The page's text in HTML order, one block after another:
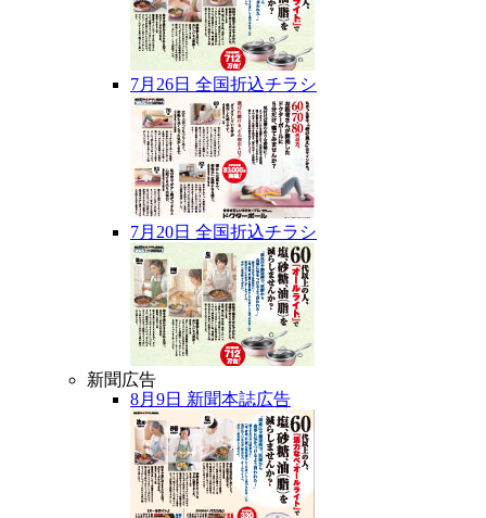
7月26日 全国折込チラシ
7月20日 全国折込チラシ
新聞広告
8月9日 新聞本誌広告